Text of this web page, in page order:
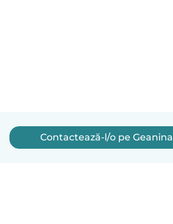
Contactează-l/o pe Geanina